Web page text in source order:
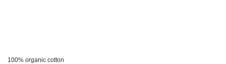
100% organic cotton